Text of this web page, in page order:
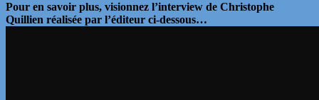
Pour en savoir plus, visionnez l’interview de Christophe
Quillien réalisée par l’éditeur ci-dessous…